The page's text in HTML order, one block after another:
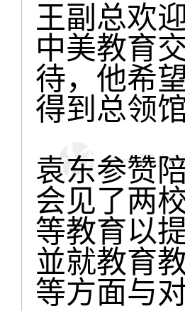
王副总欢
中美教育
待，他希
得到总领
袁东参赞
会见了两
等教育以
並就教育
等方面与